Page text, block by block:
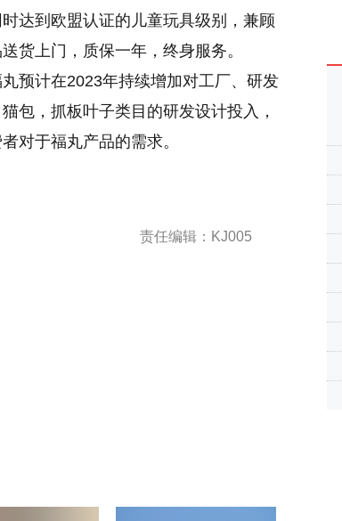
达到欧盟认证的儿童玩具级别，兼顾
货上门，质保一年，终身服务。
预计在2023年持续增加对工厂、研发
包，抓板叶子类目的研发设计投入，
对于福丸产品的需求。
责任编辑：KJ005